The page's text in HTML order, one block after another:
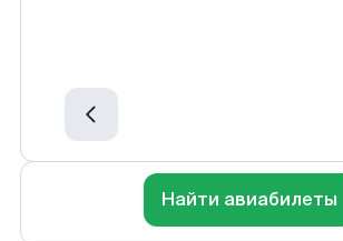
Найти авиабилеты